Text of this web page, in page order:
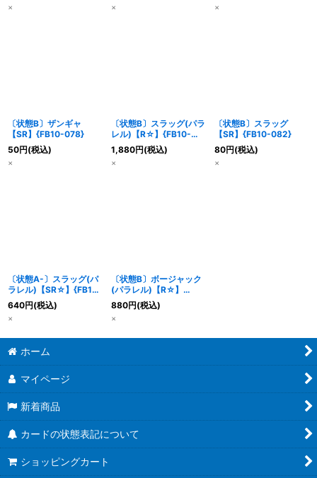
× × ×
〔状態B〕ザンギャ
【SR】{FB10-078}
50円(税込)
×
〔状態B〕スラッグ(パラ
レル)【R☆】{FB10-
081}
1,880円(税込)
×
〔状態B〕スラッグ
【SR】{FB10-082}
80円(税込)
×
〔状態A-〕スラッグ(パ
ラレル)【SR☆】{FB10-
082}
640円(税込)
×
〔状態B〕ボージャック
(パラレル)【R☆】
{FB10-091}
880円(税込)
×
ホーム
マイページ
新着商品
カードの状態表記について
ショッピングカート